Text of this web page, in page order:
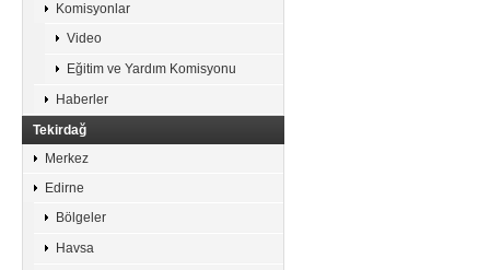
Komisyonlar
Video
Eğitim ve Yardım Komisyonu
Haberler
Tekirdağ
Merkez
Edirne
Bölgeler
Havsa